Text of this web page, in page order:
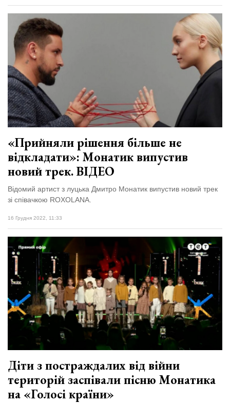
«Прийняли рішення більше не
відкладати»: Монатик випустив
новий трек. ВІДЕО
Відомий артист з луцька Дмитро Монатик випустив новий трек
зі співачкою ROXOLANA.
16 Грудня 2022, 11:33
Діти з постраждалих від війни
територій заспівали пісню Монатика
на «Голосі країни»